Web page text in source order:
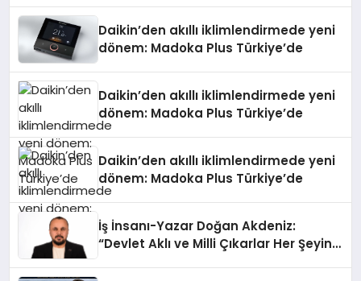
Daikin’den akıllı iklimlendirmede yeni
dönem: Madoka Plus Türkiye’de
Daikin’den akıllı iklimlendirmede yeni
dönem: Madoka Plus Türkiye’de
Daikin’den akıllı iklimlendirmede yeni
dönem: Madoka Plus Türkiye’de
İş İnsanı-Yazar Doğan Akdeniz:
“Devlet Aklı ve Milli Çıkarlar Her Şeyin